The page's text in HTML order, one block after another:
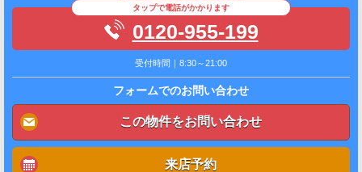
タップで電話がかかります
0120-955-199
受付時間｜8:30～21:00
フォームでのお問い合わせ
この物件をお問い合わせ
来店予約